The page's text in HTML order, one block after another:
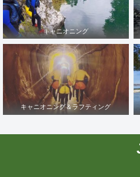
キャニオニング
キャニオニング＆ラフティング